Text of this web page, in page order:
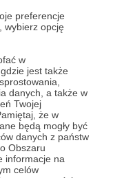
preferencje
wybierz opcję
w
jest także
danych, a także w
Twojej
że w
będą mogły być
danych z państw
Obszaru
informacje na
celów
Ogdowskijuż